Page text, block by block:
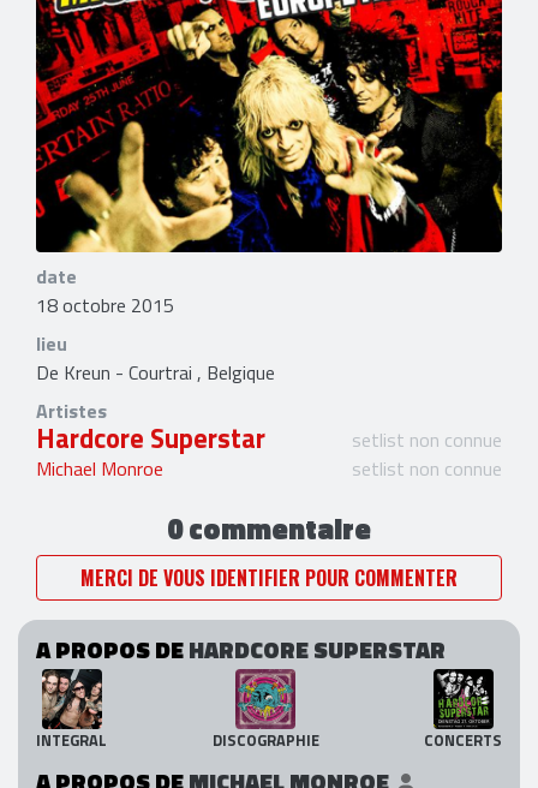
date
18 octobre 2015
lieu
De Kreun - Courtrai , Belgique
Artistes
Hardcore Superstar
setlist non connue
Michael Monroe
setlist non connue
0 commentaire
MERCI DE VOUS IDENTIFIER POUR COMMENTER
A PROPOS DEHARDCORE SUPERSTAR
INTEGRAL DISCOGRAPHIE CONCERTS